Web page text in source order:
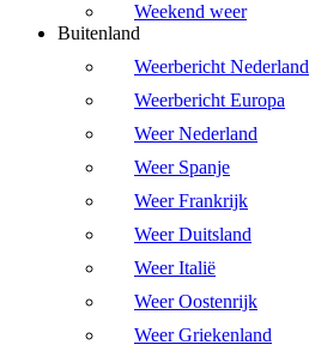
Weekend weer
Buitenland
Weerbericht Nederland
Weerbericht Europa
Weer Nederland
Weer Spanje
Weer Frankrijk
Weer Duitsland
Weer Italië
Weer Oostenrijk
Weer Griekenland